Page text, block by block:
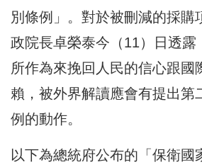
別條例」。對於被刪減的採購
政院長卓榮泰今（11）日透露
所作為來挽回人民的信心跟國
賴，被外界解讀應會有提出第
例的動作。
以下為總統府公布的「保衛國